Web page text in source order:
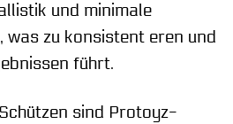
und minimale
was zu konsistent eren und
führt.
sind Protoyz-